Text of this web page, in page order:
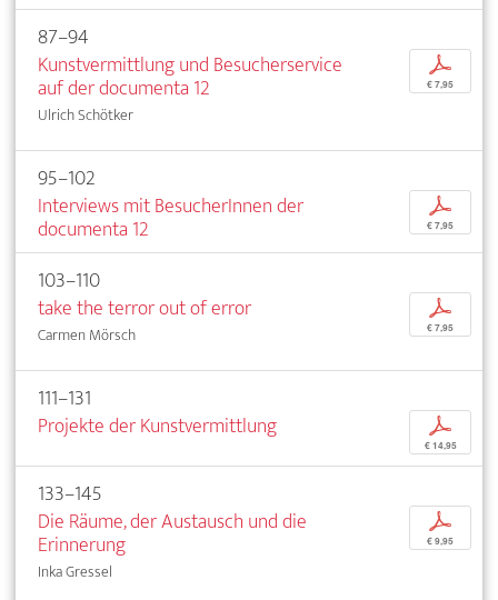
87–94
Kunstvermittlung und Besucherservice
auf der documenta 12
Ulrich Schötker
p
€ 7,95
95–102
Interviews mit BesucherInnen der
documenta 12
p
€ 7,95
103–110
take the terror out of error
Carmen Mörsch
p
€ 7,95
111–131
Projekte der Kunstvermittlung
p
€ 14,95
133–145
Die Räume, der Austausch und die
Erinnerung
Inka Gressel
p
€ 9,95